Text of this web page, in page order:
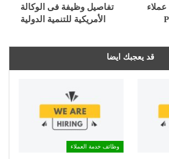
تفاصيل وظيفة فى الوكالة
الأمريكية للتنمية الدولية
قد يعجبك ايضا
وظائف خدمة العملاء